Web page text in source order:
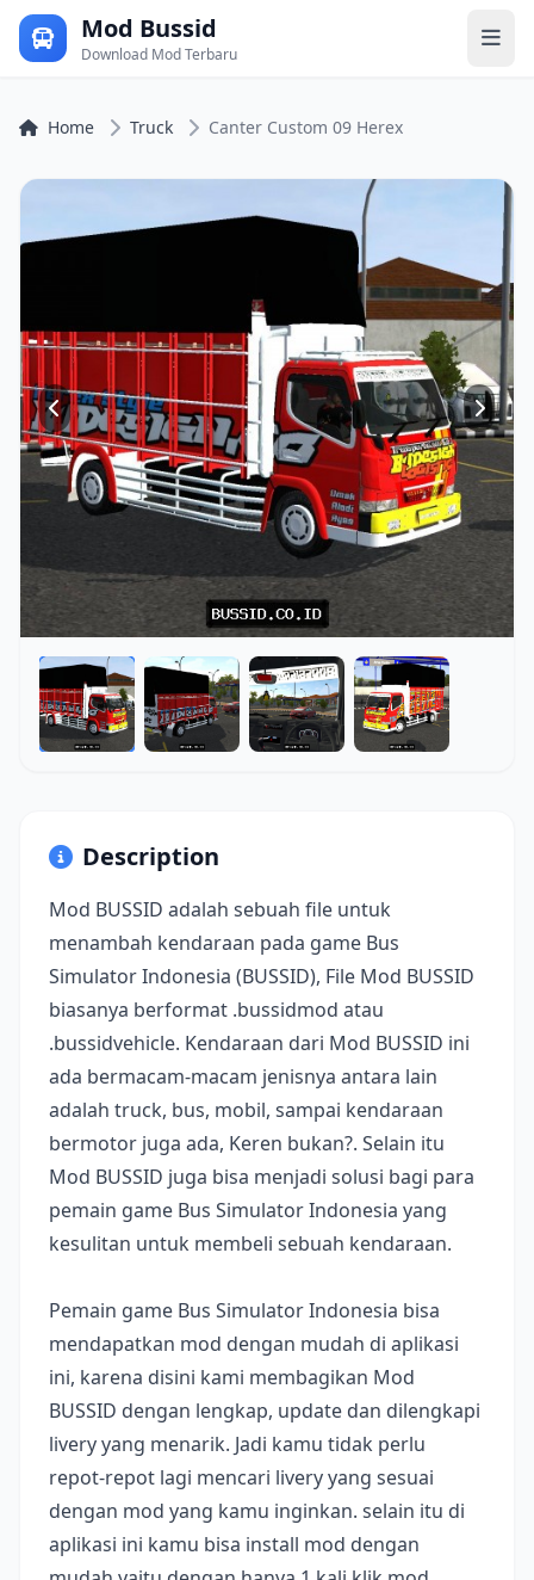
Mod Bussid
Download Mod Terbaru
Home Truck Canter Custom 09 Herex
Description
Mod BUSSID adalah sebuah file untuk
menambah kendaraan pada game Bus
Simulator Indonesia (BUSSID), File Mod BUSSID
biasanya berformat .bussidmod atau
.bussidvehicle. Kendaraan dari Mod BUSSID ini
ada bermacam-macam jenisnya antara lain
adalah truck, bus, mobil, sampai kendaraan
bermotor juga ada, Keren bukan?. Selain itu
Mod BUSSID juga bisa menjadi solusi bagi para
pemain game Bus Simulator Indonesia yang
kesulitan untuk membeli sebuah kendaraan.
Pemain game Bus Simulator Indonesia bisa
mendapatkan mod dengan mudah di aplikasi
ini, karena disini kami membagikan Mod
BUSSID dengan lengkap, update dan dilengkapi
livery yang menarik. Jadi kamu tidak perlu
repot-repot lagi mencari livery yang sesuai
dengan mod yang kamu inginkan. selain itu di
aplikasi ini kamu bisa install mod dengan